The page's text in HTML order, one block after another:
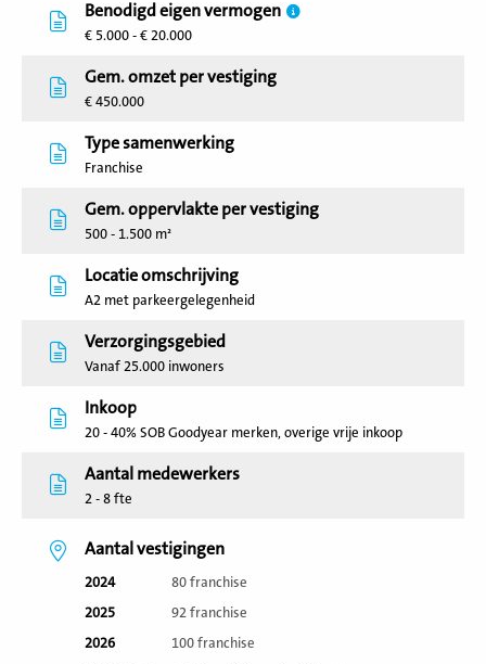
Benodigd eigen vermogen
€ 5.000 - € 20.000
Gem. omzet per vestiging
€ 450.000
Type samenwerking
Franchise
Gem. oppervlakte per vestiging
500 - 1.500 m²
Locatie omschrijving
A2 met parkeergelegenheid
Verzorgingsgebied
Vanaf 25.000 inwoners
Inkoop
20 - 40% SOB Goodyear merken, overige vrije inkoop
Aantal medewerkers
2 - 8 fte
Aantal vestigingen
2024
80 franchise
2025
92 franchise
2026
100 franchise